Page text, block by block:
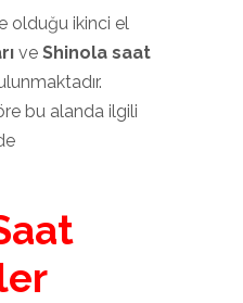
olduğu ikinci el
ve Shinola saat
bu alanda ilgili